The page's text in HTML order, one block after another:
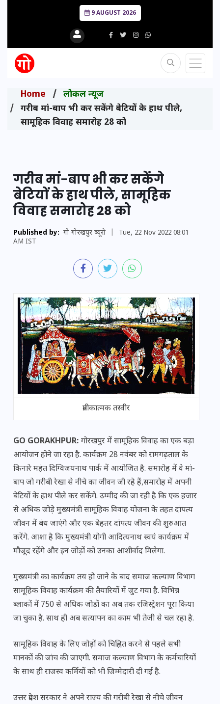
9 AUGUST 2026
Home
लोकल न्यूज
गरीब मां-बाप भी कर सकेंगे बेटियों के हाथ पीले,
सामूहिक विवाह समारोह 28 को
गरीब मां-बाप भी कर सकेंगे
बेटियों के हाथ पीले, सामूहिक
विवाह समारोह 28 को
Published by: गो गोरखपुर ब्यूरो
Tue, 22 Nov 2022 08:01
AM IST
प्रतीकात्मक तस्वीर
GO GORAKHPUR: गोरखपुर में सामूहिक विवाह का एक बड़ा
आयोजन होने जा रहा है. कार्यक्रम 28 नवंबर को रामगढ़ताल के
किनारे महंत दिग्विजयनाथ पार्क में आयोजित है. समारोह में वे मां-
बाप जो गरीबी रेखा से नीचे का जीवन जी रहे हैं,समारोह में अपनी
बेटियों के हाथ पीले कर सकेंगे. उम्मीद की जा रही है कि एक हजार
से अधिक जोड़े मुख्यमंत्री सामूहिक विवाह योजना के तहत दांपत्य
जीवन में बंध जाएंगे और एक बेहतर दांपत्य जीवन की शुरुआत ​
करेंगे. आशा है कि मुख्यमंत्री योगी आदित्यनाथ स्वयं कार्यक्रम में
मौजूद रहेंगे और इन जोड़ों को उनका आशीर्वाद मिलेगा.
मुख्यमंत्री का कार्यक्रम तय हो जाने के बाद समाज कल्याण विभाग
सामूहिक विवाह कार्यक्रम की तैयारियों में जुट गया है. विभिन्न
ब्लाकों में 750 से अधिक जोड़ों का अब तक रजिस्ट्रेशन पूरा किया
जा चुका है. साथ ही अब सत्यापन का काम भी तेजी से चल रहा है.
सामूहिक विवाह के लिए जोड़ों को चिह्नित करने से पहले सभी
मानकों की जांच की जाएगी. समाज कल्याण विभाग के कर्मचारियों
के साथ ही राजस्व कर्मियों को भी जिम्मेदारी दी गई है.
उत्तर प्रदेश सरकार ने अपने राज्य की गरीबी रेखा से नीचे जीवन